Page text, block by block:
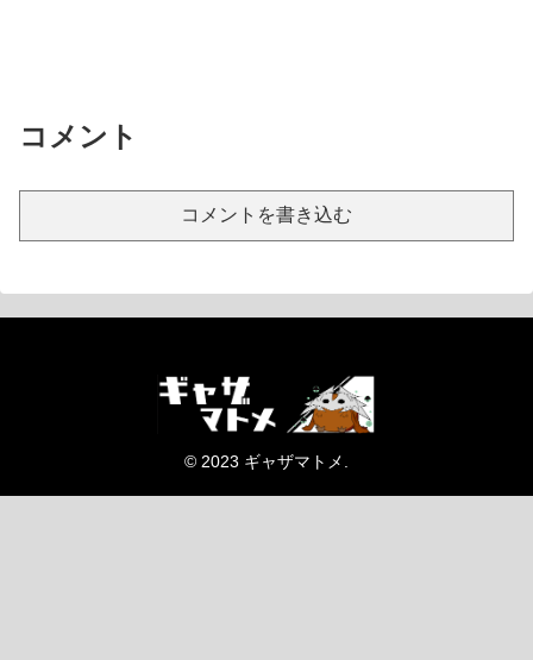
コメント
コメントを書き込む
© 2023 ギャザマトメ.